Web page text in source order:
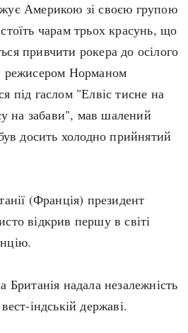
Америкою зі своєю групою
чарам трьох красунь, що
привчити рокера до осілого
режисером Норманом
під гаслом "Елвіс тисне на
на забави", мав шалений
досить холодно прийнятий
(Франція) президент
відкрив першу в світі
Британія надала незалежність
індській державі.